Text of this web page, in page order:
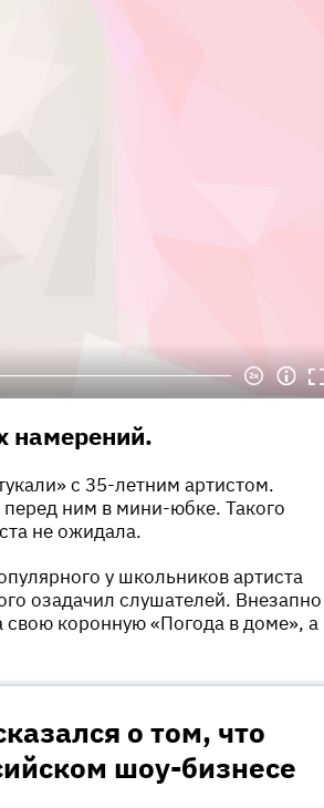
намерений.
с 35-летним артистом.
перед ним в мини-юбке. Такого
не ожидала.
у школьников артиста
озадачил слушателей. Внезапно
коронную «Погода в доме», а
о том, что
шоу-бизнесе